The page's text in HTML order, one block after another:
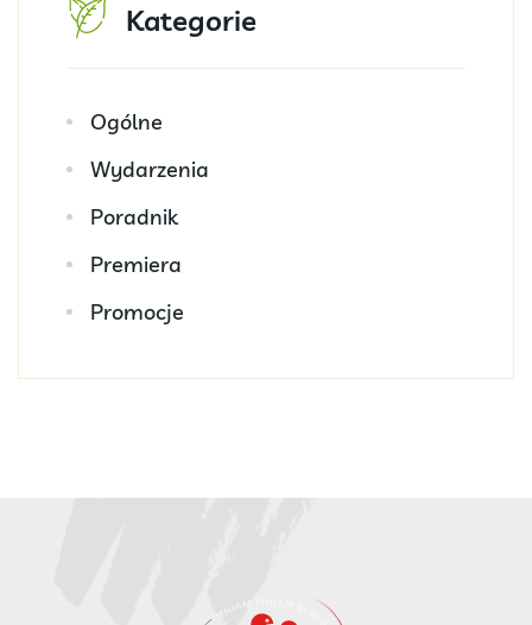
Kategorie
Ogólne
Wydarzenia
Poradnik
Premiera
Promocje